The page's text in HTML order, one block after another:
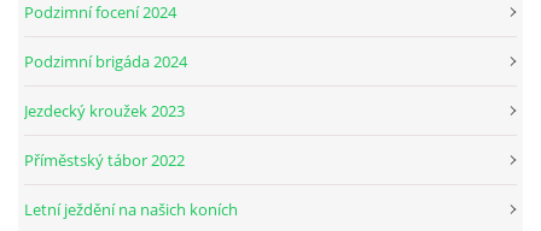
PÁTEČNÍ KROUŽEK " ŠKOLA JEZDECTVÍ " BUDE ZAHÁJEN
ČLENOVÉ JK CABALLERO Z RYCHVALDU
Podzimní focení 2024
Podzimní brigáda 2024
Jezdecký kroužek 2023
Příměstský tábor 2022
Letní ježdění na našich koních